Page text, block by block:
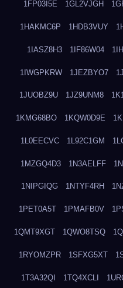
1FP03I5E 1GL2VJGH
1HAKMC6P 1HDB3VUY
1IASZ8H3 1IF86W04
1IWGPKRW 1JEZBYO7
1JUOBZ9U 1JZ9UNM8
1KMG68BO 1KQW0D9E
1L0EECVC 1L92C1GM
1MZGQ4D3 1N3AELFF
1NIPGIQG 1NTYF4RH
1PET0A5T 1PMAFB0V
1QMT9XGT 1QWO8TSQ
1RYOMZPR 1SFXG5XT
1T3A32QI 1TQ4XCLI